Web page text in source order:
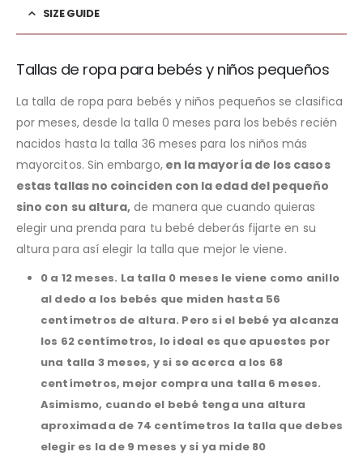
SIZE GUIDE
Tallas de ropa para bebés y niños pequeños
La talla de ropa para bebés y niños pequeños se clasifica
por meses, desde la talla 0 meses para los bebés recién
nacidos hasta la talla 36 meses para los niños más
mayorcitos. Sin embargo,en la mayoría de los casos
estas tallas no coinciden con la edad del pequeño
sino con su altura, de manera que cuando quieras
elegir una prenda para tu bebé deberás fijarte en su
altura para así elegir la talla que mejor le viene.
0 a 12 meses. La talla 0 meses le viene como anillo
al dedo a los bebés que miden hasta 56
centímetros de altura. Pero si el bebé ya alcanza
los 62 centímetros, lo ideal es que apuestes por
una talla 3 meses, y si se acerca a los 68
centímetros, mejor compra una talla 6 meses.
Asimismo, cuando el bebé tenga una altura
aproximada de 74 centímetros la talla que debes
elegir es la de 9 meses y si ya mide 80